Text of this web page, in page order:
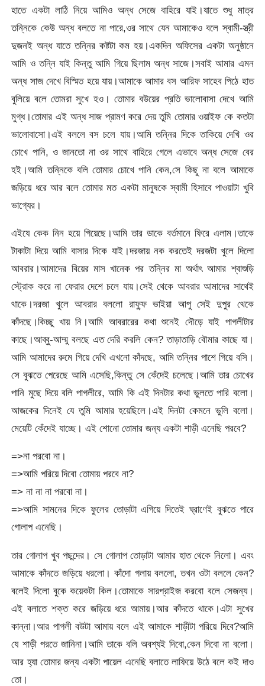
হাতে একটা লাঠি নিয়ে আমিও অন্ধ সেজে বাহিরে যাই।যাতে শুধু মাত্র
তন্নিকে কেউ অন্ধ বলতে না পারে,ওর সাথে যেন আমাকেও বলে স্বামী-স্ত্রী
দুজনই অন্ধ যাতে তন্নির কষ্টটা কম হয়।একদিন অফিসের একটা অনুষ্ঠানে
আমি ও তন্নি যাই কিন্তু আমি গিয়ে ছিলাম অন্ধ সাজে।সবাই আমার এমন
অন্ধ সাজ দেখে বিস্মিত হয়ে যায়।আমাকে আমার বস আরিফ সাহেব পিঠে হাত
বুলিয়ে বলে তোমরা সুখে হও। তোমার বউয়ের প্রতি ভালোবাসা দেখে আমি
মুগ্ধ।তোমার এই অন্ধ সাজ প্রামণ করে দেয় তুমি তোমার ওয়াইফ কে কতটা
ভালোবাসো।এই বললে বস চলে যায়।আমি তন্নির দিকে তাকিয়ে দেখি ওর
চোখে পানি, ও জানতো না ওর সাথে বাহিরে গেলে এভাবে অন্ধ সেজে বের
হই।আমি তন্নিকে বলি তোমার চোখে পানি কেন,সে কিছু না বলে আমাকে
জড়িয়ে ধরে আর বলে তোমার মত একটা মানুষকে স্বামী হিসাবে পাওয়াটা খুবি
ভাগ্যের।
এইযে কেক নিন হয়ে গিয়েছে।আমি তার ডাকে বর্তমানে ফিরে এলাম।তাকে
টাকাটা দিয়ে আমি বাসার দিকে যাই।দরজায় নক করতেই দরজটা খুলে দিলো
আবরার।আমাদের বিয়ের মাস খানেক পর তন্নির মা অর্থাৎ আমার শ্বাশুড়ি
স্ট্রোক করে না ফেরার দেশে চলে যায়।সেই থেকে আবরার আমাদের সাথেই
থাকে।দরজা খুলে আবরার বললো রাফ্ফু ভাইয়া আপু সেই দুপুর থেকে
কাঁদছে।কিচ্ছু খায় নি।আমি আবরারের কথা শুনেই দৌড়ে যাই পাগলীটার
কাছে।আব্বু-আম্মু বলছে এত দেরি করলি কেন? তাড়াতাড়ি বৌমার কাছে যা।
আমি আমাদের রুমে গিয়ে দেখি এখনো কাঁদছে, আমি তন্নির পাশে গিয়ে বসি।
সে বুঝতে পেরেছে আমি এসেছি,কিন্তু সে কেঁদেই চলেছে।আমি তার চোখের
পানি মুছে দিয়ে বলি পাগলীরে, আমি কি এই দিনটার কথা ভুলতে পারি বলো।
আজকের দিনেই যে তুমি আমার হয়েছিলে।এই দিনটা কেমনে ভুলি বলো।
মেয়েটি কেঁদেই যাচ্ছে। এই শোনো তোমার জন্য একটা শাড়ী এনেছি পরবে?
=>না পরবো না।
=>আমি পরিয়ে দিবো তোমায় পরবে না?
=> না না না পরবো না।
=>আমি সামনের দিকে ফুলের তোড়াটা এগিয়ে দিতেই ঘ্রাণেই বুঝতে পারে
গোলাপ এনেছি।
তার গোলাপ খুব পছন্দের। সে গোলাপ তোড়াটা আমার হাত থেকে নিলো। এবং
আমাকে কাঁদতে জড়িয়ে ধরলো। কাঁদো গলায় বললো, তখন ওটা বললে কেন?
বলেই দিলো বুকে কয়েকটা কিল।তোমাকে সারপ্রাইজ করবো বলে সেজন্য।
এই বলাতে শক্ত করে জড়িয়ে ধরে আমায়।আর কাঁদতে থাকে।এটা সুখের
কান্না।আর পাগলী বউটা আমায় বলে এই আমাকে শাড়ীটা পরিয়ে দিবে?আমি
যে শাড়ী পরতে জানিনা।আমি তাকে বলি অবশ্যই দিবো,কেন দিবো না বলো।
আর হ্যা তোমার জন্য একটা পায়েল এনেছি বলাতে লাফিয়ে উঠে বলে কই দাও
তো।